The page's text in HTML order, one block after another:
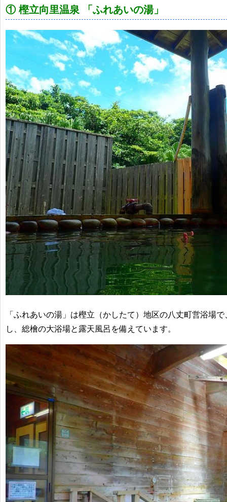
① 樫立向里温泉 「ふれあいの湯」
「ふれあいの湯」は樫立（かしたて）地区の八丈町営浴場
し、総檜の大浴場と露天風呂を備えています。